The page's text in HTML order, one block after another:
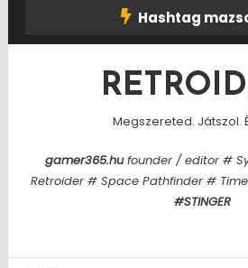
Hashtag
Megszereted. Játszol.
gamer365.hufounder / editor #
Retroider # Space Pathfinder #
#STINGER